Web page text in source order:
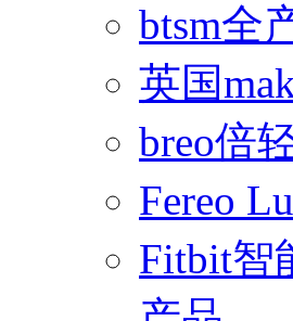
btsm全
英国
breo倍
Fereo
Fitbit智